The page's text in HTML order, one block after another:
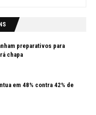
preparativos para
chapa
em 48% contra 42% de